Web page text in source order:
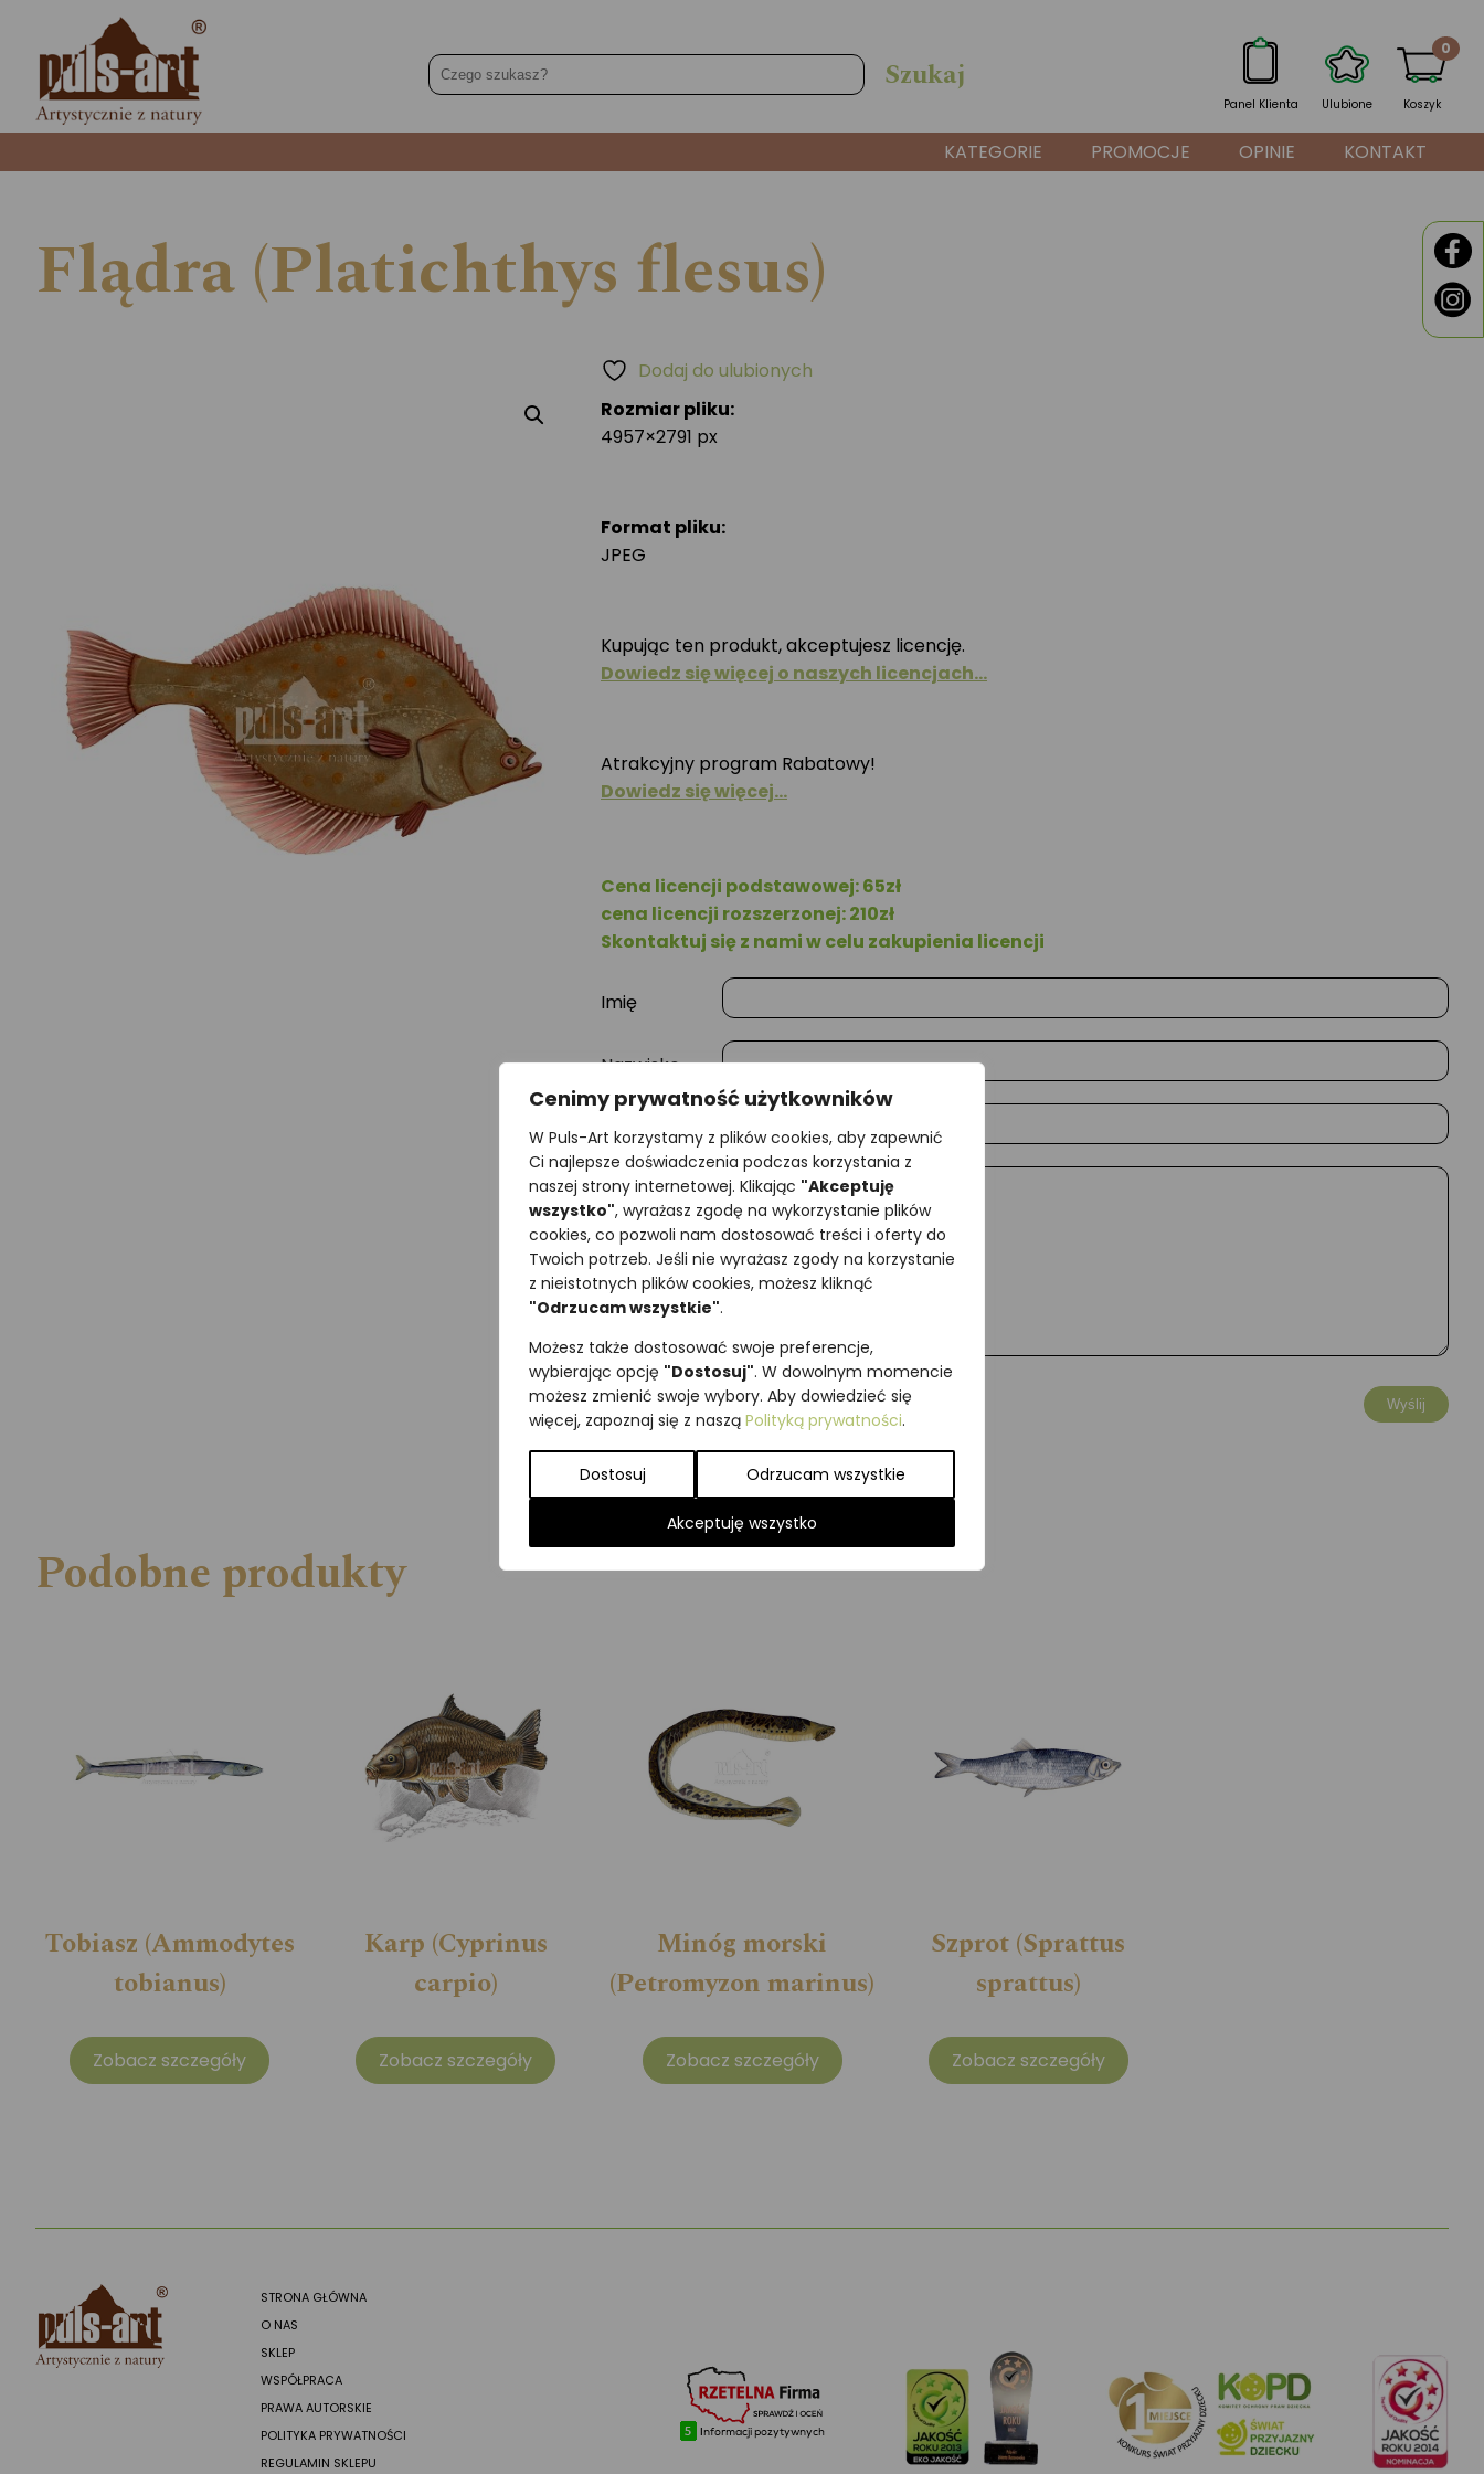
Cenimy prywatność użytkowników
W Puls-Art korzystamy z plików cookies, aby zapewnić
Ci najlepsze doświadczenia podczas korzystania z
naszej strony internetowej. Klikając "Akceptuję
wszystko", wyrażasz zgodę na wykorzystanie plików
cookies, co pozwoli nam dostosować treści i oferty do
Twoich potrzeb. Jeśli nie wyrażasz zgody na korzystanie
z nieistotnych plików cookies, możesz kliknąć
"Odrzucam wszystkie".
Możesz także dostosować swoje preferencje,
wybierając opcję "Dostosuj". W dowolnym momencie
możesz zmienić swoje wybory. Aby dowiedzieć się
więcej, zapoznaj się z naszą Polityką prywatności.
Dostosuj Odrzucam wszystkie
Akceptuję wszystko
Panel Klienta Ulubione Koszyk
0
KATEGORIE PROMOCJE OPINIE KONTAKT
Flądra (Platichthys flesus)
Rozmiar pliku:
4957×2791 px
Format pliku:
JPEG
Kupując ten produkt, akceptujesz licencję.
Dowiedz się więcej o naszych licencjach…
Atrakcyjny program Rabatowy!
Dowiedz się więcej…
Cena licencji podstawowej: 65zł
cena licencji rozszerzonej: 210zł
Skontaktuj się z nami w celu zakupienia licencji
Imię
Nazwisko
E-mail
Wiadomość
Dodaj do ulubionych
Najniższa cena z ostatnich 30 dni:65,00zł
SKU:Brak danych
Kategorie:ILUSTRACJE,Ryby
Podobne produkty
Tobiasz (Ammodytes
tobianus)
Zobacz szczegóły
Karp (Cyprinus
carpio)
Zobacz szczegóły
Minóg morski
(Petromyzon marinus)
Zobacz szczegóły
Szprot (Sprattus
sprattus)
Zobacz szczegóły
STRONA GŁÓWNA
O NAS
SKLEP
WSPÓŁPRACA
PRAWA AUTORSKIE
POLITYKA PRYWATNOŚCI
REGULAMIN SKLEPU